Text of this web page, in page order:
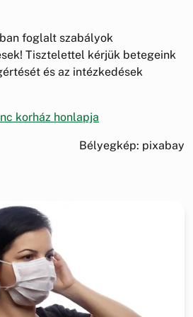
foglalt szabályok
Tisztelettel kérjük betegeink
és az intézkedések
korház honlapja
Bélyegkép: pixabay